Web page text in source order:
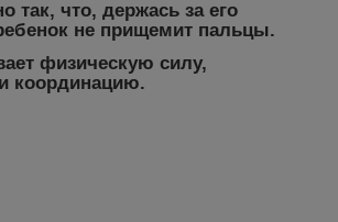
так, что, держась за его
не прищемит пальцы.
физическую силу,
координацию.